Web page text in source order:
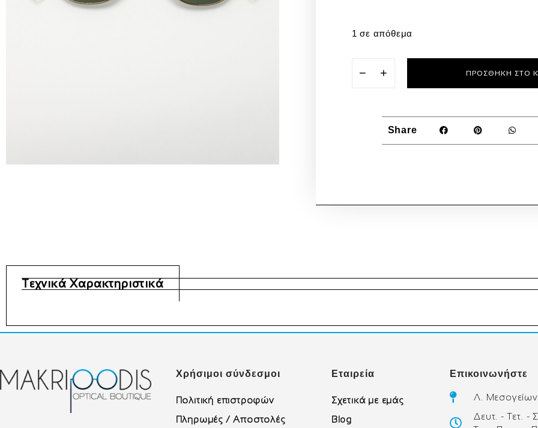
1 σε απόθεμα
− + ΠΡΟΣΘΉΚΗ ΣΤΟ
Share
Τεχνικά Χαρακτηριστικά
Χρήσιμοι σύνδεσμοι
Πολιτική επιστροφών
Πληρωμές / Αποστολές
Εταιρεία
Σχετικά με εμάς
Blog
Επικοινωνήστε
Λ.
Δευτ. - Τετ. -